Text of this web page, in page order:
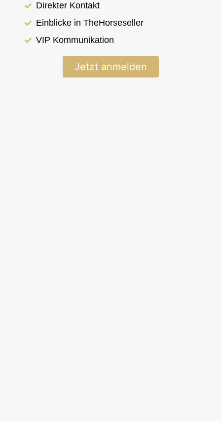
Islandpferd
FEIF-ID: IS2018180611
Tryggð frá Skíðbakka III
Direkter Kontakt
Einblicke in TheHorseseller
VIP Kommunikation
Jetzt anmelden